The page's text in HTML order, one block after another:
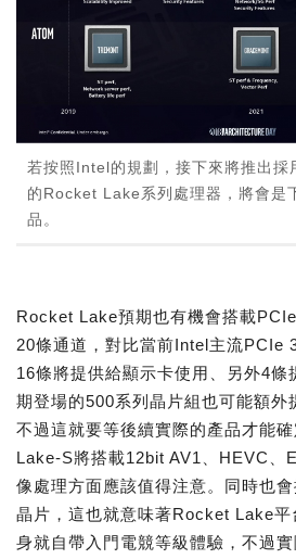
若按照Intel的規劃，接下來將推出
的Rocket Lake系列處理器，將會是
品。
Rocket Lake預期也有機會搭載
20條通道，對比當前Intel主流PCIe
16條將提供給顯示卡使用、另外4條
期登場的500系列晶片組也可能額外
不過這就要等後續實際的產品才能
Lake-S將搭載12bit AV1、HEVC、
像處理方面應該值得注意。同時也
晶片，這也就意味著Rocket Lake平
身就自帶入門電競等級體驗，不過